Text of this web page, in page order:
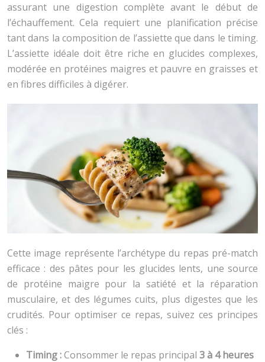
assurant une digestion complète avant le début de
l’échauffement. Cela requiert une planification précise
tant dans la composition de l’assiette que dans le timing.
L’assiette idéale doit être riche en glucides complexes,
modérée en protéines maigres et pauvre en graisses et
en fibres difficiles à digérer.
Cette image représente l’archétype du repas pré-match
efficace : des pâtes pour les glucides lents, une source
de protéine maigre pour la satiété et la réparation
musculaire, et des légumes cuits, plus digestes que les
crudités. Pour optimiser ce repas, suivez ces principes
clés :
Timing :Consommer le repas principal 3 à 4 heures